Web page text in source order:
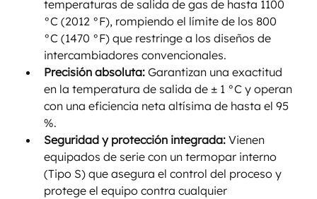
temperaturas de salida de gas de hasta 1100
°C (2012 °F), rompiendo el límite de los 800
°C (1470 °F) que restringe a los diseños de
intercambiadores convencionales.
Precisión absoluta: Garantizan una exactitud
en la temperatura de salida de ± 1 °C y operan
con una eficiencia neta altísima de hasta el 95
%.
Seguridad y protección integrada: Vienen
equipados de serie con un termopar interno
(Tipo S) que asegura el control del proceso y
protege el equipo contra cualquier